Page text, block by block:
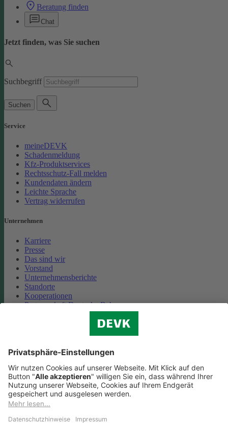
Beratung finden
Chat
Jetzt finden, was Sie suchen
Suchbegriff
Suchen
Service
meineDEVK
Schadenmeldung
Kfz-Produktservices
Rechtsschutz-Fall melden
Kundendaten ändern
Leichte Sprache
Vertrag widerrufen
Unternehmen
Karriere
Presse
Das sind wir
Vorstand
Unternehmensberichte
Standorte
Kooperationen
Partnerschaft Deutsche Bahn
Cookie-Einstellungen
Datenschutz
Impressum
Streitbeilegung